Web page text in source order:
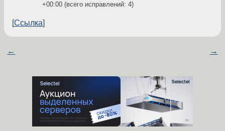
+00:00 (всего исправлений: 4)
Ссылка
← →